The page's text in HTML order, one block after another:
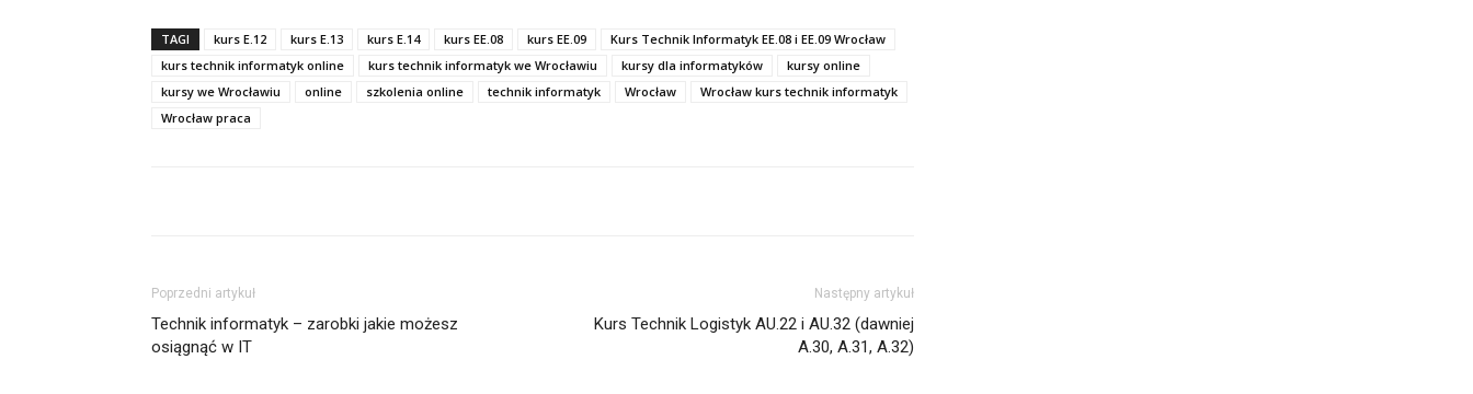
TAGI kurs E.12 kurs E.13 kurs E.14 kurs EE.08 kurs EE.09
Kurs Technik Informatyk EE.08 i EE.09 Wrocław
kurs technik informatyk online
kurs technik informatyk we Wrocławiu kursy dla informatyków
kursy online
kursy we Wrocławiu
online szkolenia online technik informatyk Wrocław
Wrocław kurs technik informatyk
Wrocław praca
Poprzedni artykuł
Technik informatyk – zarobki jakie możesz
osiągnąć w IT
Następny artykuł
Kurs Technik Logistyk AU.22 i AU.32 (dawniej
A.30, A.31, A.32)